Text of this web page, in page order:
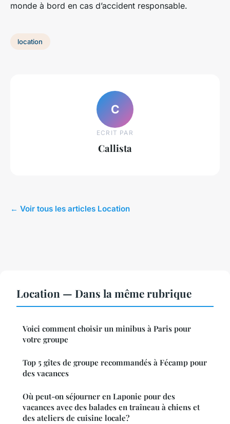
monde à bord en cas d’accident responsable.
location
C
ECRIT PAR
Callista
← Voir tous les articles Location
Location — Dans la même rubrique
Voici comment choisir un minibus à Paris pour
votre groupe
Top 5 gîtes de groupe recommandés à Fécamp pour
des vacances
Où peut-on séjourner en Laponie pour des
vacances avec des balades en traîneau à chiens et
des ateliers de cuisine locale?